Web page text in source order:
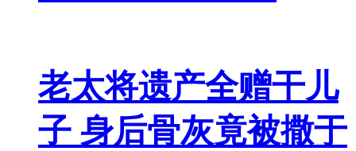
老太将遗产全赠干儿
子 身后骨灰竟被撒于